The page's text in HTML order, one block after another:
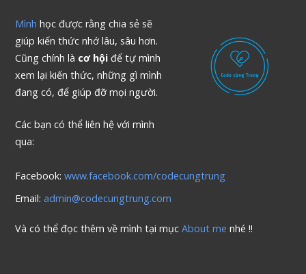
Mình học được rằng chia sẻ sẽ
giúp kiến thức nhớ lâu, sâu hơn.
Cũng chính là cơ hội để tự mình
xem lại kiến thức, những gì mình
đang có, để giúp đỡ mọi người.
Các bạn có thể liên hệ với mình
qua:
Facebook:www.facebook.com/codecungtrung
Email:admin@codecungtrung.com
Và có thể đọc thêm về mình tại mụcAbout me nhé !!